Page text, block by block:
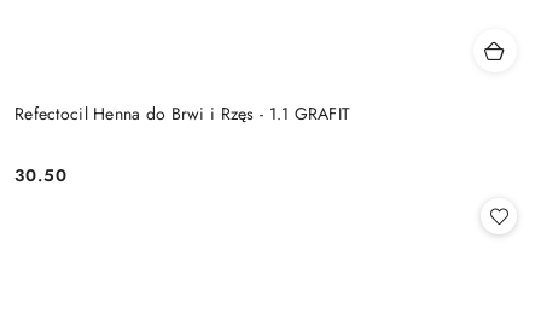
Refectocil Henna do Brwi i Rzęs - 1.1 GRAFIT
Cena:
30.50